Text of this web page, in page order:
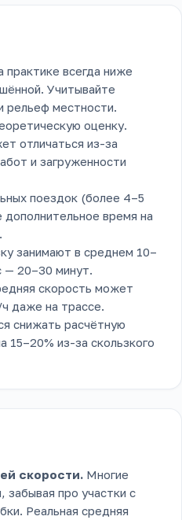
практике всегда ниже
Учитывайте
рельеф местности.
оценку.
отличаться из-за
и загруженности
поездок (более 4–5
дополнительное время на
занимают в среднем 10–
— 20–30 минут.
скорость может
даже на трассе.
снижать расчётную
15–20% из-за скользкого
скорости. Многие
забывая про участки с
Реальная средняя